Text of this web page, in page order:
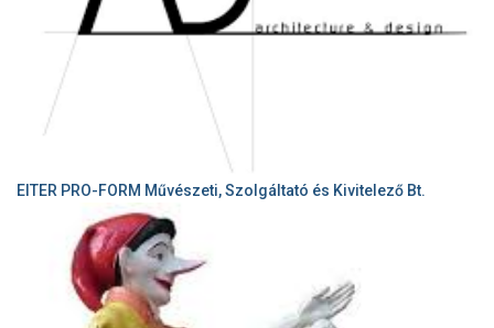
EITER PRO-FORM Művészeti, Szolgáltató és Kivitelező Bt.